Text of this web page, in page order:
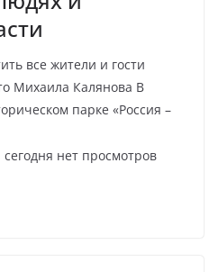
все жители и гости
Михаила Калянова В
парке «Россия –
нет просмотров